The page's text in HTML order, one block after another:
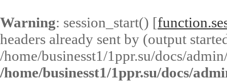
Warning: session_start() [
headers already sent by (output
/home/businesst1/1ppr.su/docs/
/home/businesst1/1ppr.su/docs/